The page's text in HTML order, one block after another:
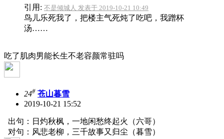
引用: 不是倾城人 发表于 2019-10-21 10:49
鸟儿乐死我了，把楼主气死炖了吃吧，我蹭杯
汤……
吃了肌肉男能长生不老容颜常驻吗
24# 苍山暮雪
2019-10-21 15:52
出句：日灼秋枫，一地闲愁终起火（六哥）
对句：风悲老柳，三千故事又归尘（暮雪）